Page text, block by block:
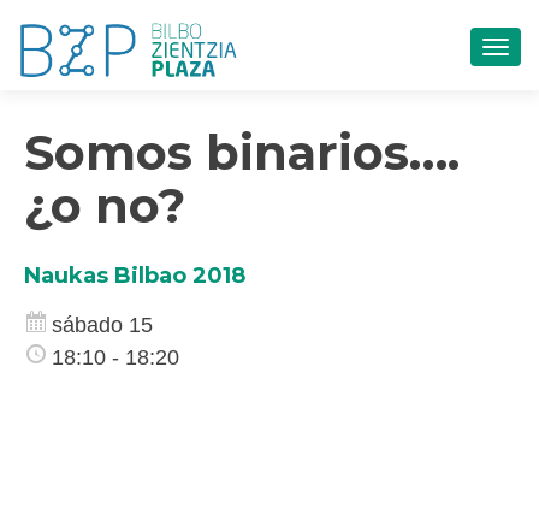
Somos binarios….
¿o no?
Naukas Bilbao 2018
sábado 15
18:10 - 18:20